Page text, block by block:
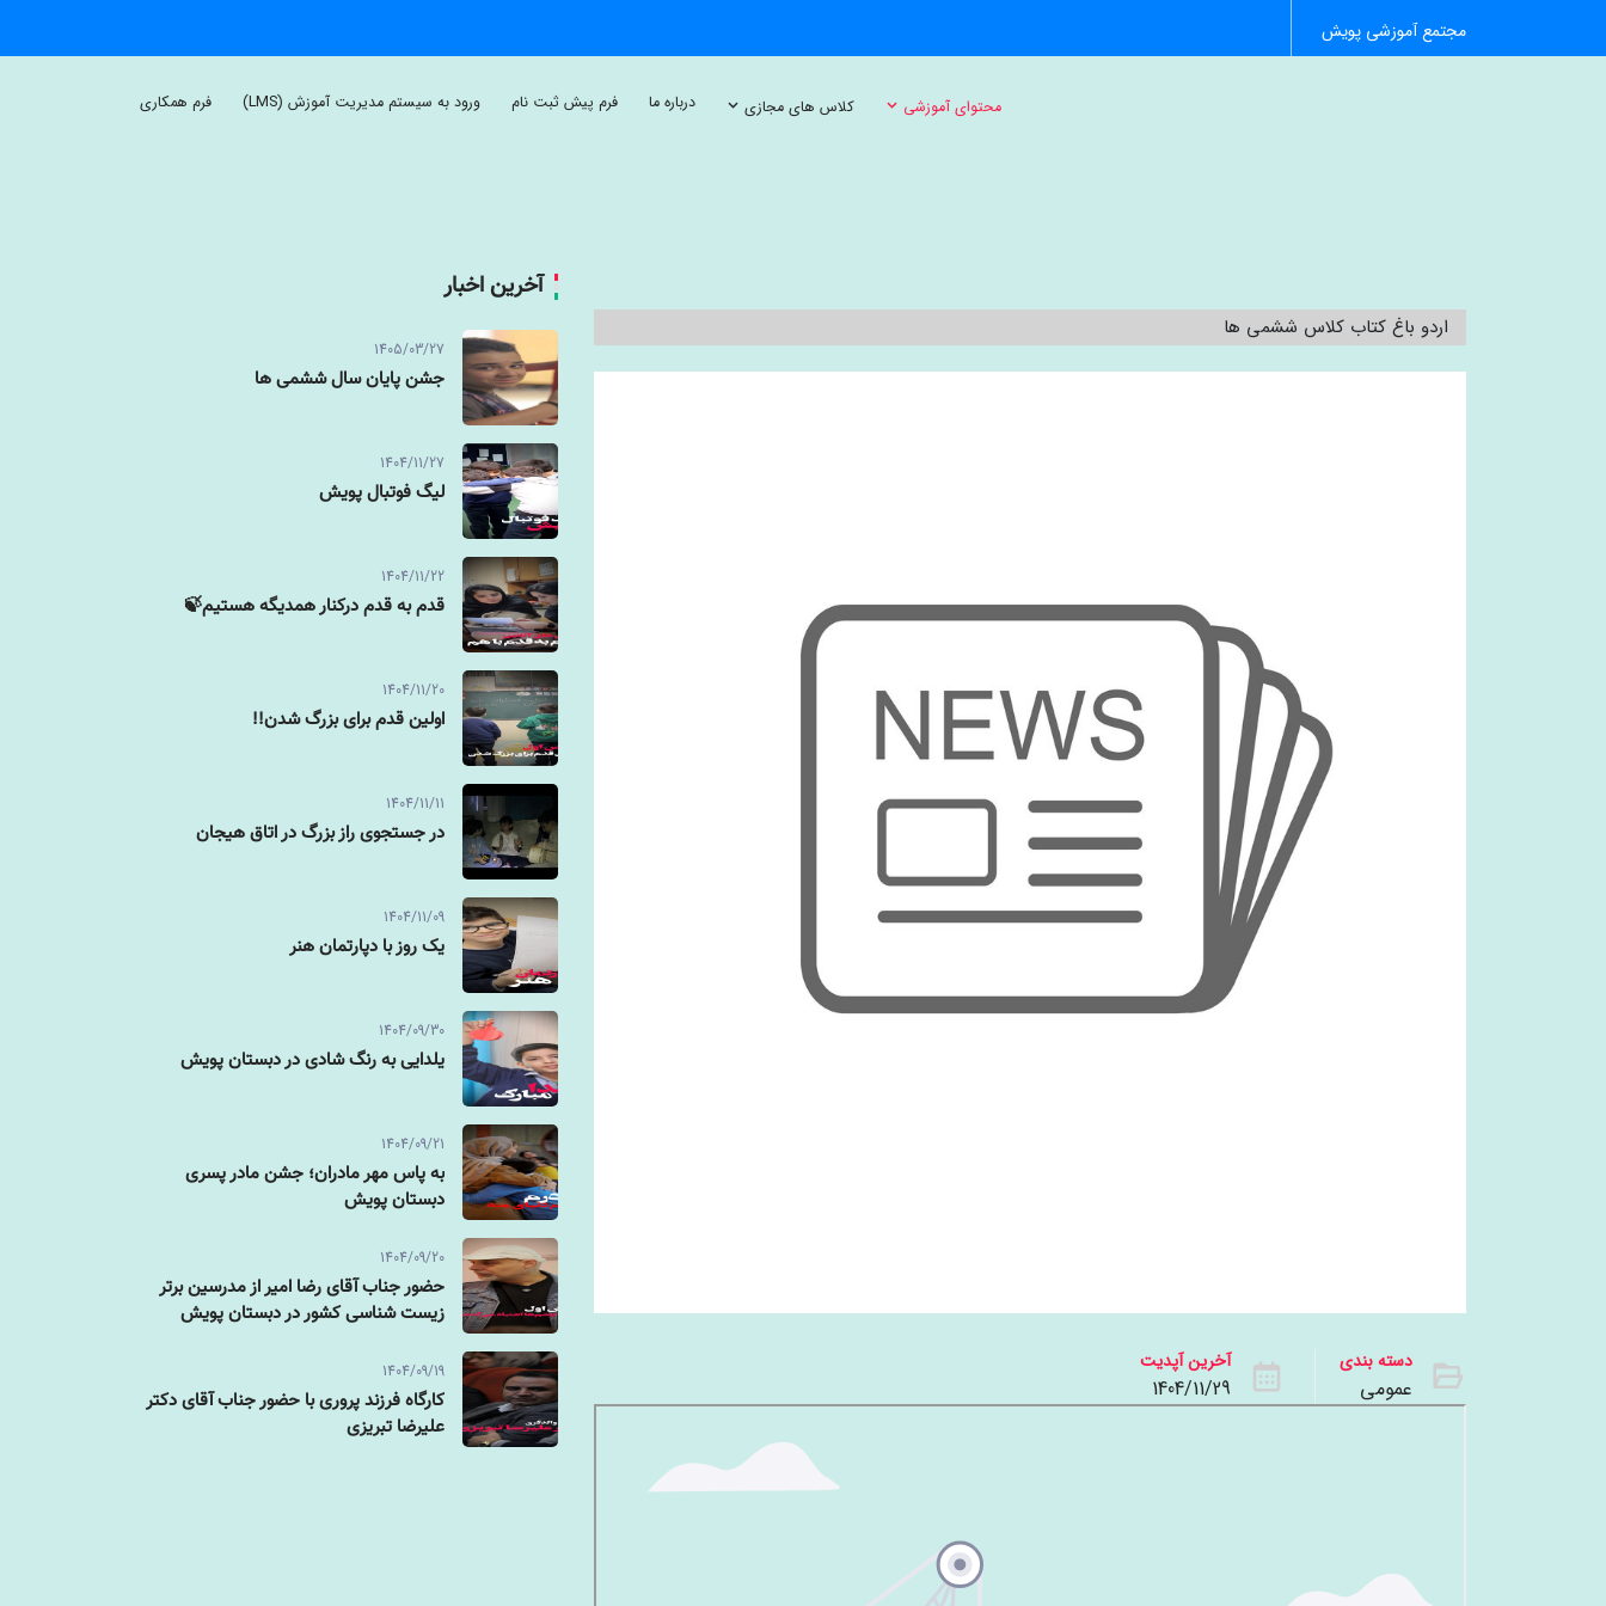
مجتمع آموزشی پویش
محتوای آموزشی کلاس های مجازی درباره ما فرم پیش ثبت نام ورود به سیستم مدیریت آموزش (LMS) فرم همکاری
اردو باغ کتاب کلاس ششمی ها
دسته بندی
عمومی
آخرین آپدیت
1404/11/29
آخرین اخبار
1405/03/27
جشن پایان سال ششمی ها
1404/11/27
لیگ فوتبال پویش
1404/11/22
قدم به قدم درکنار همدیگه هستیم🍃
1404/11/20
اولین قدم برای بزرگ شدن!!
1404/11/11
در جستجوی راز بزرگ در اتاق هیجان
1404/11/09
یک روز با دپارتمان هنر
1404/09/30
یلدایی به رنگ شادی در دبستان پویش
1404/09/21
به پاس مهر مادران؛ جشن مادر پسری
دبستان پویش
1404/09/20
حضور جناب آقای رضا امیر از مدرسین برتر
زیست شناسی کشور در دبستان پویش
1404/09/19
کارگاه فرزند پروری با حضور جناب آقای دکتر
علیرضا تبریزی